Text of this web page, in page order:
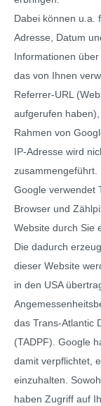
Dabei können u.a.
Adresse, Datum
Informationen
das von Ihnen
Referrer-URL
aufgerufen
Rahmen von
IP-Adresse wird
zusammengeführt.
Google verwendet
Browser und
Website durch Sie
Die dadurch
dieser Website
in den USA
das Trans-Atlantic
(TADPF). Google
damit verpflichtet,
einzuhalten.
haben Zugriff auf